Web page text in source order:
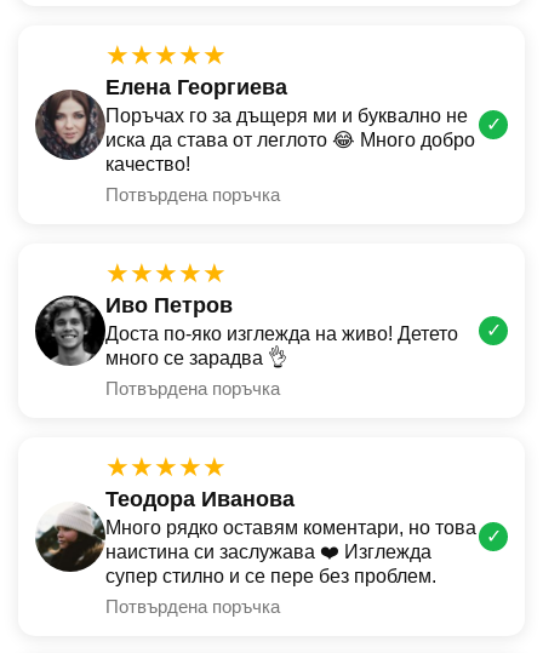
★★★★★
Елена Георгиева
Поръчах го за дъщеря ми и буквално не
иска да става от леглото 😂 Много добро
качество!
Потвърдена поръчка
✓
★★★★★
Иво Петров
Доста по-яко изглежда на живо! Детето
много се зарадва 👌
Потвърдена поръчка
✓
★★★★★
Теодора Иванова
Много рядко оставям коментари, но това
наистина си заслужава ❤️ Изглежда
супер стилно и се пере без проблем.
Потвърдена поръчка
✓